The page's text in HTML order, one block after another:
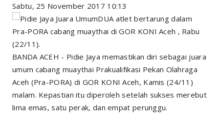
Sabtu, 25 November 2017 10:13
DUA atlet bertarung dalam
Pra-PORA cabang muaythai di GOR KONI Aceh , Rabu
(22/11).
BANDA ACEH - Pidie Jaya memastikan diri sebagai juara
umum cabang muaythai Prakualifikasi Pekan Olahraga
Aceh (Pra-PORA) di GOR KONI Aceh, Kamis (24/11)
malam. Kepastian itu diperoleh setelah sukses merebut
lima emas, satu perak, dan empat perunggu.